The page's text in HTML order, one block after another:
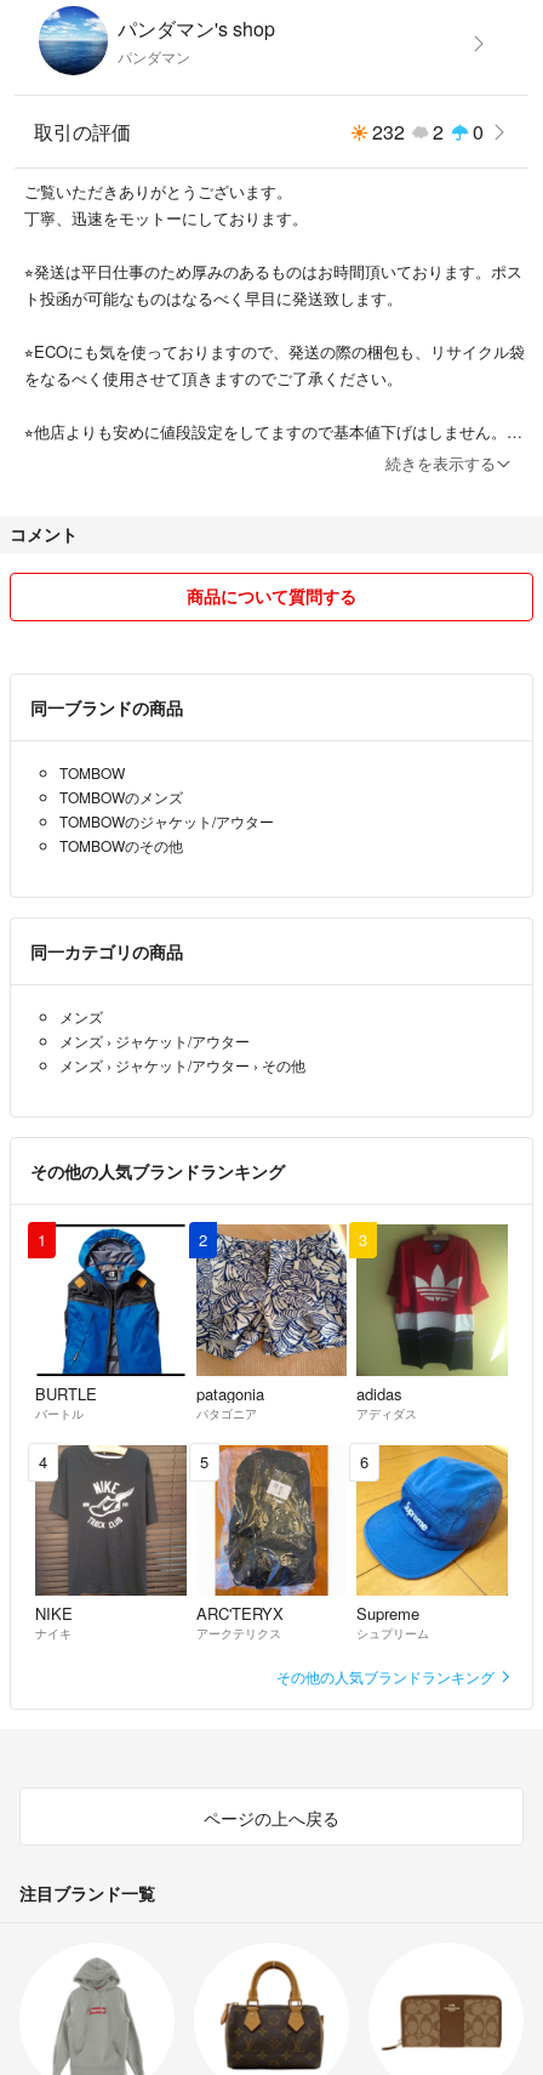
パンダマン's shop
パンダマン
取引の評価 232 2 0
ご覧いただきありがとうございます。
丁寧、迅速をモットーにしております。
⭐︎発送は平日仕事のため厚みのあるものはお時間頂いております。ポス
ト投函が可能なものはなるべく早目に発送致します。
⭐︎ECOにも気を使っておりますので、発送の際の梱包も、リサイクル袋
をなるべく使用させて頂きますのでご了承ください。
⭐︎他店よりも安めに値段設定をしてますので基本値下げはしません。
これからもよろしくお願いします！
続きを表示する
コメント
商品について質問する
同一ブランドの商品
TOMBOW
TOMBOWのメンズ
TOMBOWのジャケット/アウター
TOMBOWのその他
同一カテゴリの商品
メンズ
メンズ › ジャケット/アウター
メンズ › ジャケット/アウター › その他
その他の人気ブランドランキング
1
BURTLE
バートル
2
patagonia
パタゴニア
3
adidas
アディダス
4
NIKE
ナイキ
5
ARC'TERYX
アークテリクス
6
Supreme
シュプリーム
その他の人気ブランドランキング
ページの上へ戻る
注目ブランド一覧